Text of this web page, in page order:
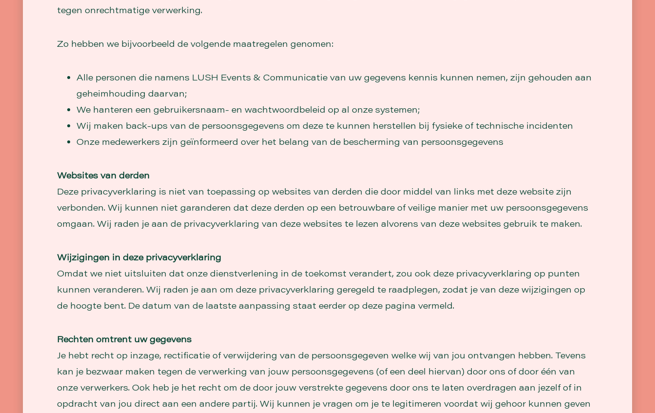
tegen onrechtmatige verwerking.
Zo hebben we bijvoorbeeld de volgende maatregelen genomen:
Alle personen die namens LUSH Events & Communicatie van uw gegevens kennis kunnen nemen, zijn gehouden aan
geheimhouding daarvan;
We hanteren een gebruikersnaam- en wachtwoordbeleid op al onze systemen;
Wij maken back-ups van de persoonsgegevens om deze te kunnen herstellen bij fysieke of technische incidenten
Onze medewerkers zijn geïnformeerd over het belang van de bescherming van persoonsgegevens
Websites van derden
Deze privacyverklaring is niet van toepassing op websites van derden die door middel van links met deze website zijn
verbonden. Wij kunnen niet garanderen dat deze derden op een betrouwbare of veilige manier met uw persoonsgegevens
omgaan. Wij raden je aan de privacyverklaring van deze websites te lezen alvorens van deze websites gebruik te maken.
Wijzigingen in deze privacyverklaring
Omdat we niet uitsluiten dat onze dienstverlening in de toekomst verandert, zou ook deze privacyverklaring op punten
kunnen veranderen. Wij raden je aan om deze privacyverklaring geregeld te raadplegen, zodat je van deze wijzigingen op
de hoogte bent. De datum van de laatste aanpassing staat eerder op deze pagina vermeld.
Rechten omtrent uw gegevens
Je hebt recht op inzage, rectificatie of verwijdering van de persoonsgegeven welke wij van jou ontvangen hebben. Tevens
kan je bezwaar maken tegen de verwerking van jouw persoonsgegevens (of een deel hiervan) door ons of door één van
onze verwerkers. Ook heb je het recht om de door jouw verstrekte gegevens door ons te laten overdragen aan jezelf of in
opdracht van jou direct aan een andere partij. Wij kunnen je vragen om je te legitimeren voordat wij gehoor kunnen geven